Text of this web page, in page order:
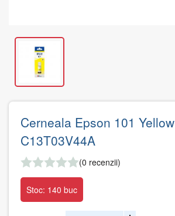
Cerneala Epson 101 Yellow
C13T03V44A
(0 recenzii)
Stoc: 140 buc